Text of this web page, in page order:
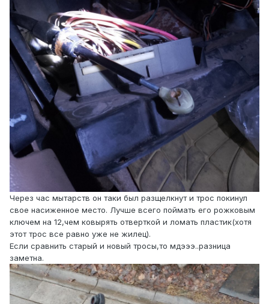
Через час мытарств он таки был разщелкнут и трос покинул
свое насиженное место. Лучше всего поймать его рожковым
ключем на 12,чем ковырять отверткой и ломать пластик(хотя
этот трос все равно уже не жилец).
Если сравнить старый и новый тросы,то мдэээ..разница
заметна.